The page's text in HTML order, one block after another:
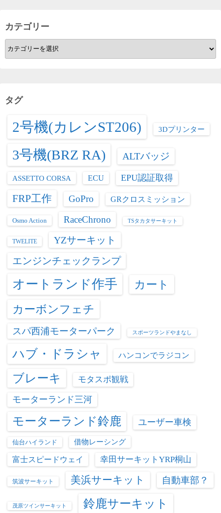
カテゴリー
カ
テ
ー
タグ
2号機(カレンST206) 3Dプリンター
3号機(BRZ RA) ALTバッジ
ASSETTO CORSA ECU EPU認証取得
FRP工作 GoPro GRクロスミッション
Osmo Action RaceChrono TSタカタサーキット
TWELITE
YZサーキット
エンジンチェックランプ
オートランド作手
カート
カーボンフェチ
スパ西浦モーターパーク スポーツランドやまなし
ハブ・ドラシャ ハンコンでラジコン
ブレーキ モタスポ観戦
モーターランド三河
モーターランド鈴鹿 ユーザー車検
仙台ハイランド 借物レーシング
富士スピードウェイ 幸田サーキットYRP桐山
筑波サーキット 美浜サーキット 自動車部？
茂原ツインサーキット 鈴鹿サーキット